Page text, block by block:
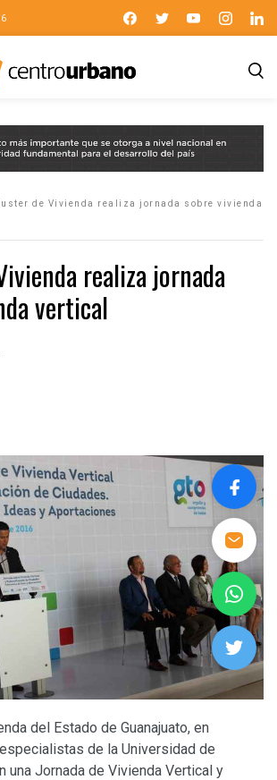
de Vivienda realiza jornada sobre vivienda
realiza jornada
vertical
del Estado de Guanajuato, en
de la Universidad de
una Jornada de Vivienda Vertical y